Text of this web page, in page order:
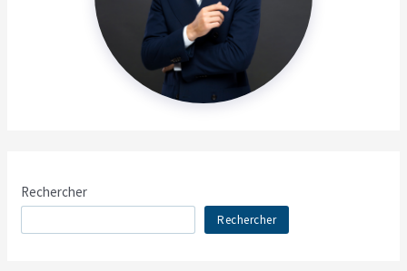
Rechercher
Rechercher